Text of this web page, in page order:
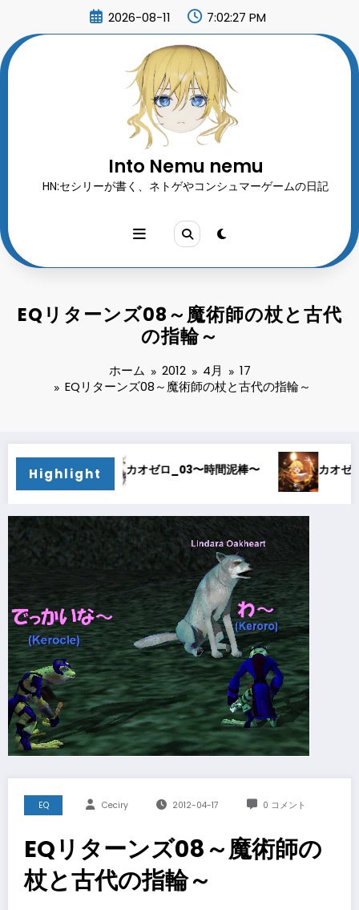
ン
ツ
2026-08-11 7:02:28 PM
Into Nemu nemu
HN:セシリーが書く、ネトゲやコンシュマーゲームの日記
EQリターンズ08～魔術師の杖と古代
の指輪～
ホーム 2012 4月
17
EQリターンズ08～魔術師の杖と古代の指輪～
Highlight
〜時間泥棒〜 カオゼロ_02〜オルレア考察〜
EQ Ceciry 2012-04-17 0 コメント
EQリターンズ08～魔術師の
杖と古代の指輪～